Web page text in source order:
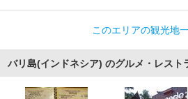
このエリアの観光地
バリ島(インドネシア) のグルメ・レスト